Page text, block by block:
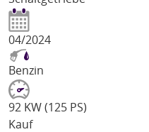
04/2024
Benzin
92 KW (125 PS)
Kauf